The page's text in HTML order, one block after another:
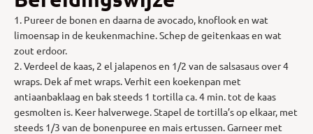
1. Pureer de bonen en daarna de avocado, knoflook en wat
limoensap in de keukenmachine. Schep de geitenkaas en wat
zout erdoor.
2. Verdeel de kaas, 2 el jalapenos en 1/2 van de salsasaus over 4
wraps. Dek af met wraps. Verhit een koekenpan met
antiaanbaklaag en bak steeds 1 tortilla ca. 4 min. tot de kaas
gesmolten is. Keer halverwege. Stapel de tortilla’s op elkaar, met
steeds 1/3 van de bonenpuree en mais ertussen. Garneer met